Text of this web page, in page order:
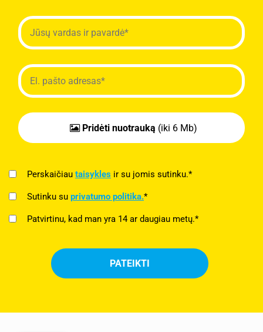
Pridėti nuotrauką (iki 6 Mb)
Perskaičiau taisykles ir su jomis sutinku.*
Sutinku su privatumo politika.*
Patvirtinu, kad man yra 14 ar daugiau metų.*